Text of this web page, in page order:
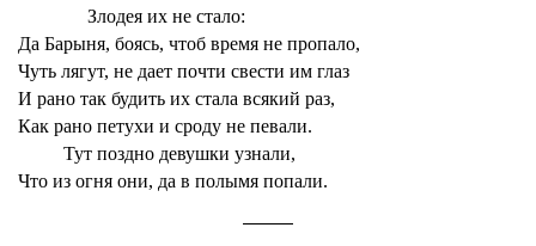
Злодея их не стало:
Да Барыня, боясь, чтоб время не пропало,
Чуть лягут, не дает почти свести им глаз
И рано так будить их стала всякий раз,
Как рано петухи и сроду не певали.
Тут поздно девушки узнали,
Что из огня они, да в полымя попали.